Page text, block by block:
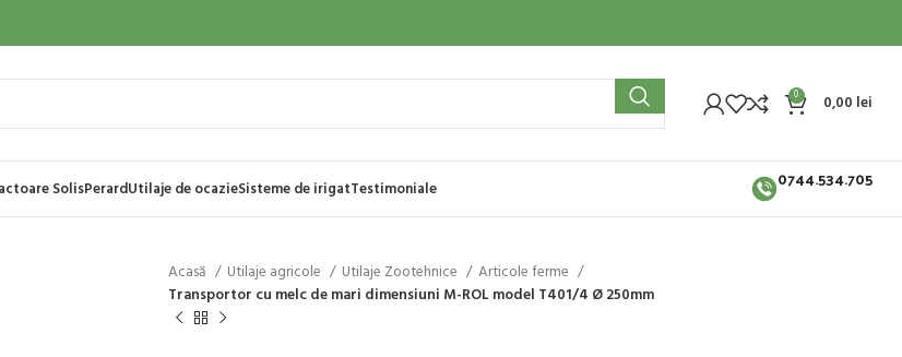
0 0,00 lei
SolisPerardUtilaje de ocazieSisteme de irigatTestimoniale 0744.534.705
Acasă Utilaje agricole Utilaje Zootehnice
Articole ferme
Transportor cu melc de mari dimensiuni M-ROL model T401/4 Ø 250mm